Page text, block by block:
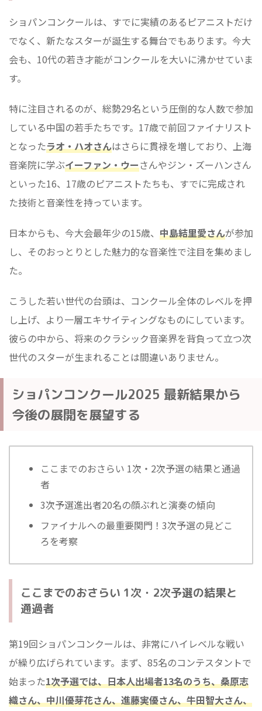
ショパンコンクールは、すでに実績のあるピアニストだけ
でなく、新たなスターが誕生する舞台でもあります。今大
会も、10代の若き才能がコンクールを大いに沸かせていま
す。
特に注目されるのが、総勢29名という圧倒的な人数で参加
している中国の若手たちです。17歳で前回ファイナリスト
となったラオ・ハオさんはさらに貫禄を増しており、上海
音楽院に学ぶイーファン・ウーさんやジン・ズーハンさん
といった16、17歳のピアニストたちも、すでに完成され
た技術と音楽性を持っています。
日本からも、今大会最年少の15歳、 中島結里愛さんが参加
し、そのおっとりとした魅力的な音楽性で注目を集めまし
た。
こうした若い世代の台頭は、コンクール全体のレベルを押
し上げ、より一層エキサイティングなものにしています。
彼らの中から、将来のクラシック音楽界を背負って立つ次
世代のスターが生まれることは間違いありません。
ショパンコンクール2025 最新結果から
今後の展開を展望する
ここまでのおさらい 1次・2次予選の結果と通過
者
3次予選進出者20名の顔ぶれと演奏の傾向
ファイナルへの最重要関門！3次予選の見どこ
ろを考察
ここまでのおさらい 1次・2次予選の結果と
通過者
第19回ショパンコンクールは、非常にハイレベルな戦い
が繰り広げられています。まず、85名のコンテスタントで
始まった1次予選では、日本人出場者13名のうち、桑原志
織さん、中川優芽花さん、進藤実優さん、牛田智大さん、